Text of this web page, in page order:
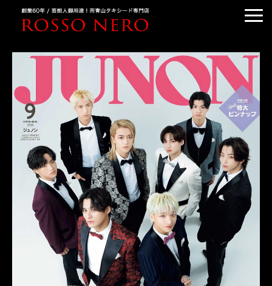
TUXEDO RENTAL
TUXEDO RANKING
CUSTOMER'S VOICE
COLUMN &BLOG
ABOUT US
ACCESS